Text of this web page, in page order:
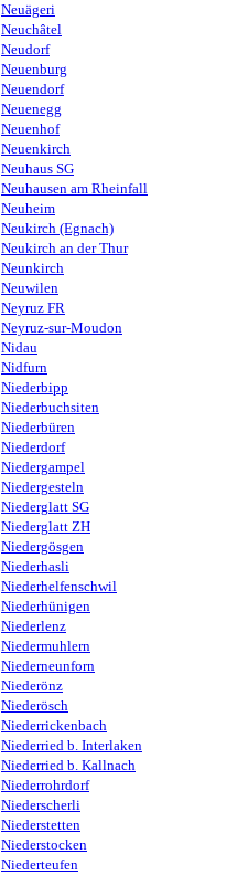
Neuägeri
Neuchâtel
Neudorf
Neuenburg
Neuendorf
Neuenegg
Neuenhof
Neuenkirch
Neuhaus SG
Neuhausen am Rheinfall
Neuheim
Neukirch (Egnach)
Neukirch an der Thur
Neunkirch
Neuwilen
Neyruz FR
Neyruz-sur-Moudon
Nidau
Nidfurn
Niederbipp
Niederbuchsiten
Niederbüren
Niederdorf
Niedergampel
Niedergesteln
Niederglatt SG
Niederglatt ZH
Niedergösgen
Niederhasli
Niederhelfenschwil
Niederhünigen
Niederlenz
Niedermuhlern
Niederneunforn
Niederönz
Niederösch
Niederrickenbach
Niederried b. Interlaken
Niederried b. Kallnach
Niederrohrdorf
Niederscherli
Niederstetten
Niederstocken
Niederteufen